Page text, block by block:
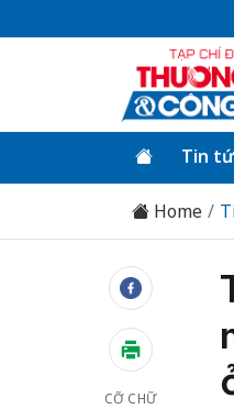
Tin
Home
CỠ CHỮ